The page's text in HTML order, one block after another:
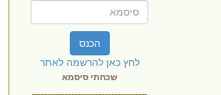
הכנס
לחץ כאן להרשמה לאתר
שכחתי סיסמא